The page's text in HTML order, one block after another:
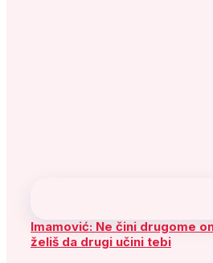
Imamović: Ne čini drugome
želiš da drugi učini tebi